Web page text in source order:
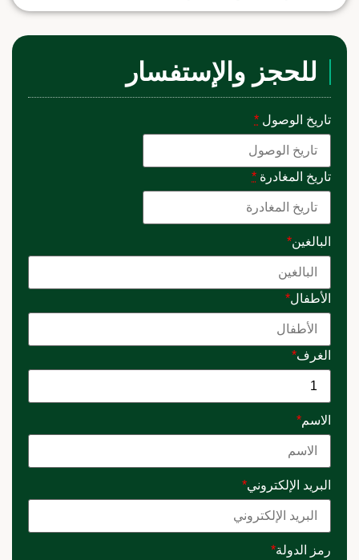
للحجز والإستفسار
تاريخ الوصول *
تاريخ المغادرة *
البالغين*
الأطفال*
الغرف*
الاسم*
البريد الإلكتروني*
رمز الدولة*